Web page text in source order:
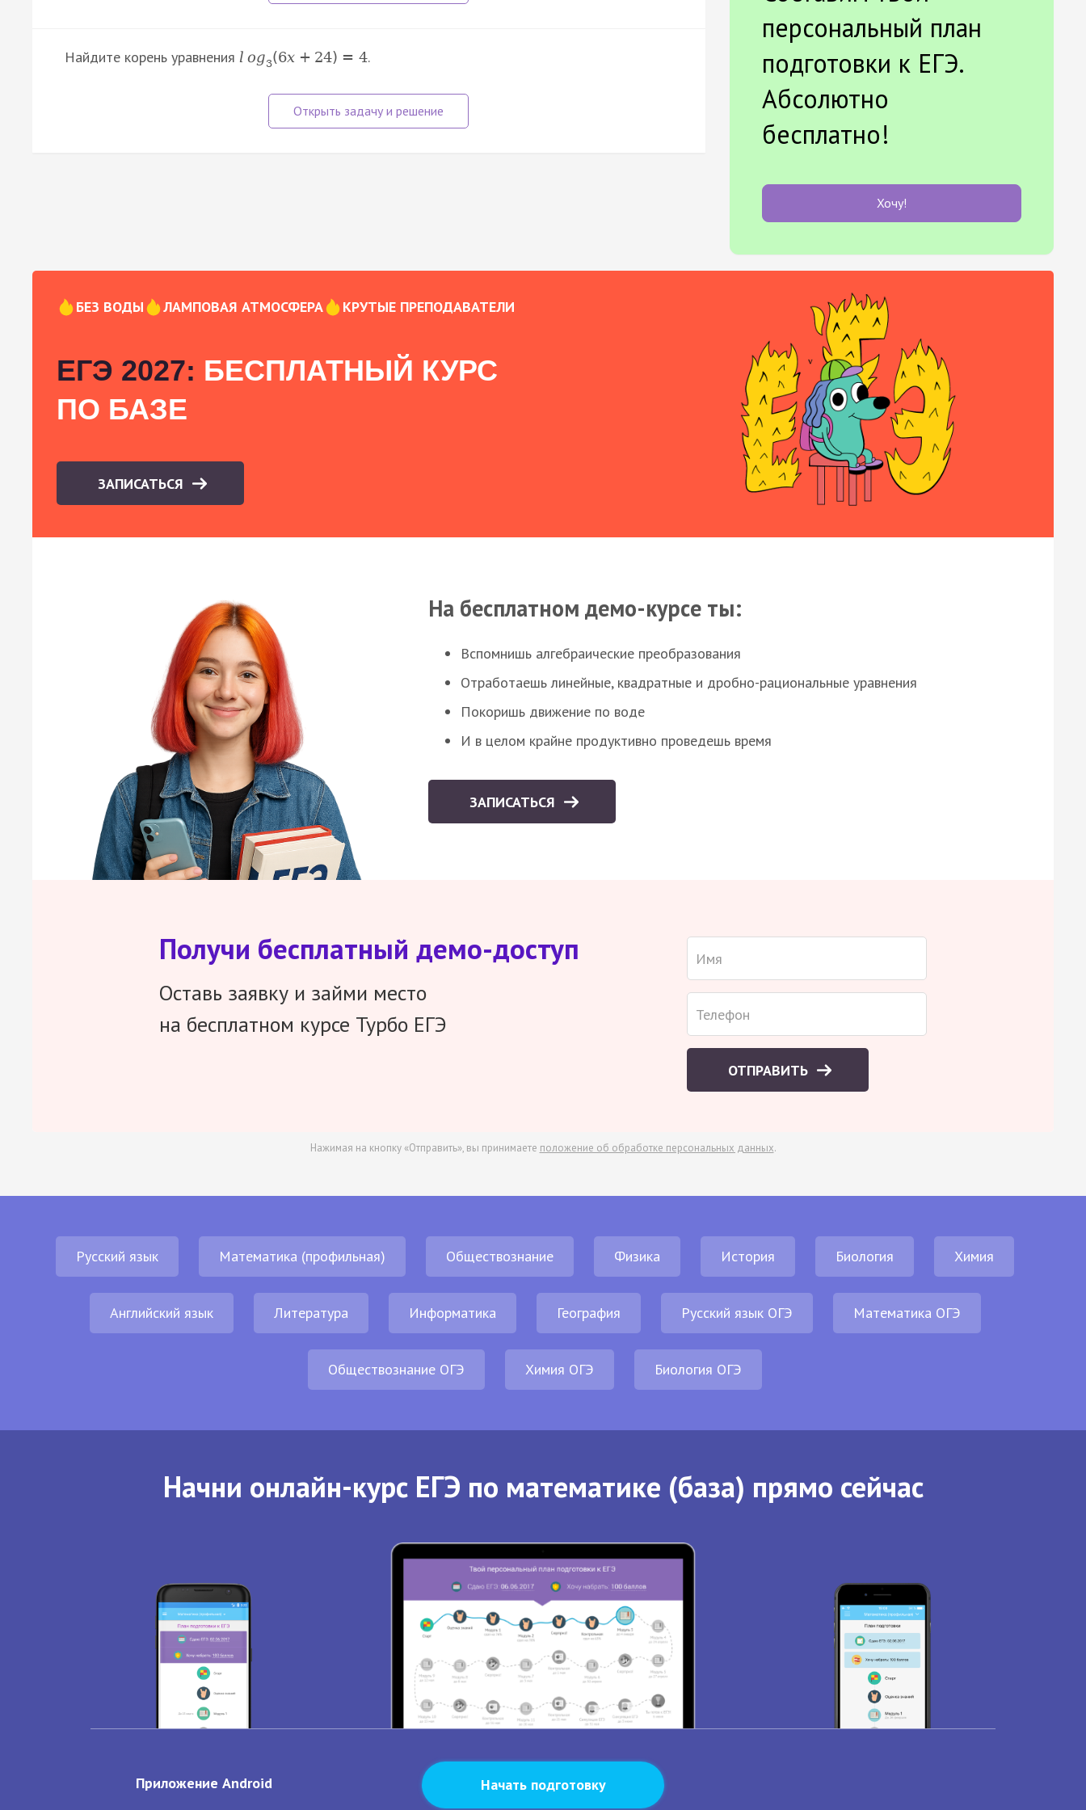
Найдите корень уравнения l og3(6x + 24) = 4.
персональный план
подготовки к ЕГЭ.
Абсолютно
бесплатно!
Хочу!
БЕЗ ВОДЫ ЛАМПОВАЯ АТМОСФЕРА КРУТЫЕ ПРЕПОДАВАТЕЛИ
ЕГЭ 2027: БЕСПЛАТНЫЙ КУРС
ПО БАЗЕ
ЗАПИСАТЬСЯ
На бесплатном демо-курсе ты:
Вспомнишь алгебраические преобразования
Отработаешь линейные, квадратные и дробно-рациональные уравнения
Покоришь движение по воде
И в целом крайне продуктивно проведешь время
ЗАПИСАТЬСЯ
Получи бесплатный демо-доступ
Оставь заявку и займи место
на бесплатном курсе Турбо ЕГЭ
ОТПРАВИТЬ
Нажимая на кнопку «Отправить», вы принимаете положение об обработке персональных данных.
Русский язык Математика (профильная) Обществознание Физика История Биология Химия
Английский язык Литература Информатика География Русский язык ОГЭ Математика ОГЭ
Обществознание ОГЭ Химия ОГЭ Биология ОГЭ
Начни онлайн-курс ЕГЭ по математике (база) прямо сейчас
Приложение Android Начать подготовку